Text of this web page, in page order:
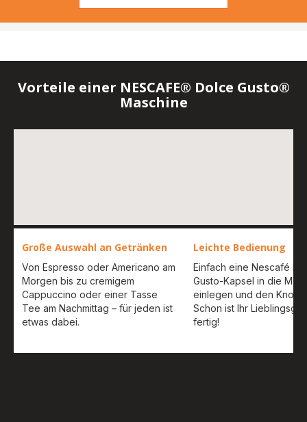
Vorteile einer NESCAFE® Dolce Gusto®
Maschine
Große Auswahl an Getränken
Von Espresso oder Americano am
Morgen bis zu cremigem
Cappuccino oder einer Tasse
Tee am Nachmittag – für jeden ist
etwas dabei.
Leichte Bedienung
Einfach eine Nescafé
Gusto-Kapsel in die
einlegen und den Knopf
Schon ist Ihr
fertig!